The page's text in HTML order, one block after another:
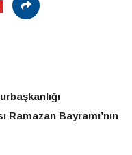
Bayramı’nın